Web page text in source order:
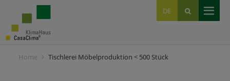
DE
IT
EN
Home Tischlerei Möbelproduktion < 500 Stück